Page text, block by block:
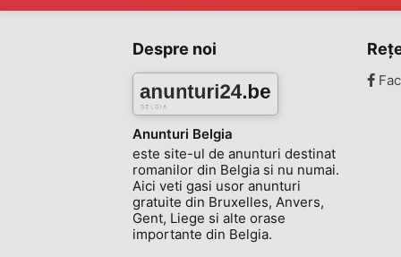
Despre noi
Anunturi Belgia
este site-ul de anunturi destinat
romanilor din Belgia si nu numai.
Aici veti gasi usor anunturi
gratuite din Bruxelles, Anvers,
Gent, Liege si alte orase
importante din Belgia.